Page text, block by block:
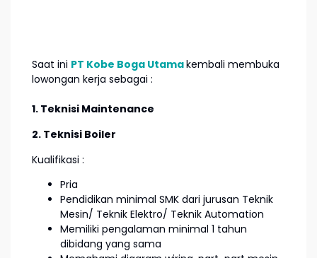
Saat ini PT Kobe Boga Utamakembali membuka
lowongan kerja sebagai :
1. Teknisi Maintenance
2. Teknisi Boiler
Kualifikasi :
Pria
Pendidikan minimal SMK dari jurusan Teknik
Mesin/ Teknik Elektro/ Teknik Automation
Memiliki pengalaman minimal 1 tahun
dibidang yang sama